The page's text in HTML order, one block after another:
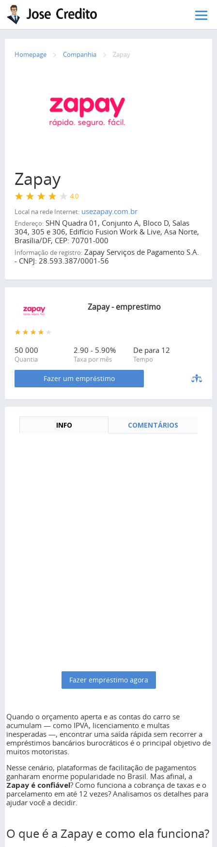
Pular para o conteúdo principal
Homepage Сompanhia Zapay
Zapay
4.0
Local na rede Internet: usezapay.com.br
Endereço: SHN Quadra 01, Conjunto A, Bloco D, Salas
304, 305 e 306, Edifício Fusion Work & Live, Asa Norte,
Brasília/DF, CEP: 70701-000
Informação de registro: Zapay Serviços de Pagamento S.A.
- CNPJ: 28.593.387/0001-56
Zapay - emprestimo
50 000
Quantia
2.90 - 5.90%
Taxa por mês
De para 12
Tempo
Fazer um empréstimo
INFO COMENTÁRIOS
Fazer empréstimo agora
Quando o orçamento aperta e as contas do carro se
acumulam — como IPVA, licenciamento e multas
inesperadas —, encontrar uma saída rápida sem recorrer a
empréstimos bancários burocráticos é o principal objetivo de
muitos motoristas.
Nesse cenário, plataformas de facilitação de pagamentos
ganharam enorme popularidade no Brasil. Mas afinal, a
Zapay é confiável? Como funciona a cobrança de taxas e o
parcelamento em até 12 vezes? Analisamos os detalhes para
ajudar você a decidir.
O que é a Zapay e como ela funciona?